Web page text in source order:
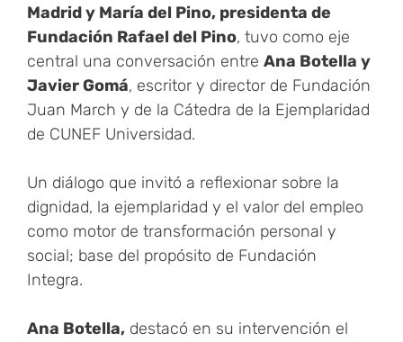
Madrid y María del Pino, presidenta de
Fundación Rafael del Pino, tuvo como eje
central una conversación entre Ana Botella y
Javier Gomá, escritor y director de Fundación
Juan March y de la Cátedra de la Ejemplaridad
de CUNEF Universidad.
Un diálogo que invitó a reflexionar sobre la
dignidad, la ejemplaridad y el valor del empleo
como motor de transformación personal y
social; base del propósito de Fundación
Integra.
Ana Botella, destacó en su intervención el